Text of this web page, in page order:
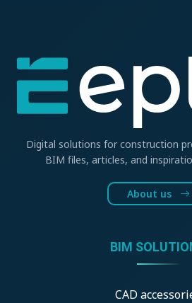
Digital solutions for construction
BIM files, articles, and
About us
BIM
CAD